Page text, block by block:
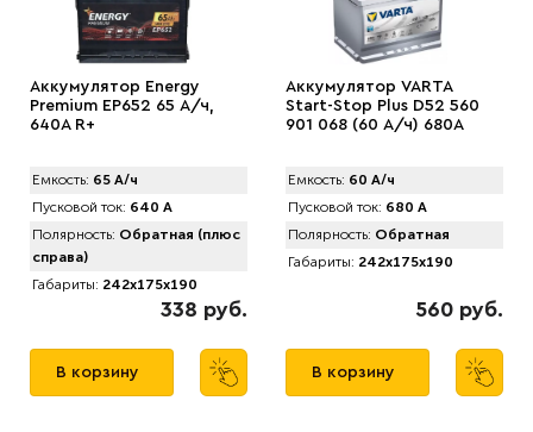
Аккумулятор Energy
Premium EP652 65 А/ч,
640A R+
Емкость: 65 А/ч
Пусковой ток: 640 А
Полярность: Обратная (плюс
справа)
Габариты: 242x175x190
338 руб.
В корзину
Аккумулятор VARTA
Start-Stop Plus D52 560
901 068 (60 А/ч) 680А
Емкость: 60 А/ч
Пусковой ток: 680 А
Полярность: Обратная
Габариты: 242x175x190
560 руб.
В корзину